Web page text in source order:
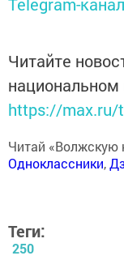
Читайте
https://max.ru/
Читай «Волжскую
Одноклассники,
Теги:
250